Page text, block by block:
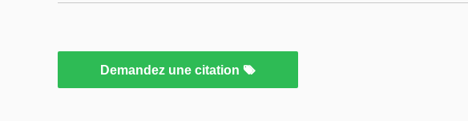
Demandez une citation